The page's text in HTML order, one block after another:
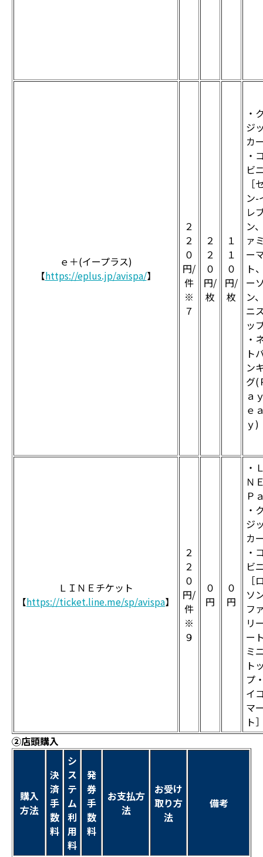
ｅ＋(イープラス)
【https://eplus.jp/avispa/】
２
２
０
円/
件
※
７
２
２
０
円/
枚
１
１
０
円/
枚
・
ジ
カ
・
ビ
［
ン-
レ
ン
ァ
ー
ト
ー
ン
ニ
ッ
・
ト
ン
グ(
ａ
ｅ
ｙ)
ＬＩＮＥチケット
【https://ticket.line.me/sp/avispa】
２
２
０
円/
件
※
９
０
円
０
円
・
Ｎ
Ｐ
・
ジ
カ
・
ビ
［
ソ
フ
リ
ー
ミ
ト
プ
イ
マ
ト
②店頭購入
購入
方法
決
済
手
数
料
シ
ス
テ
ム
利
用
料
発
券
手
数
料
お支払方
法
お受け
取り方
法
備考